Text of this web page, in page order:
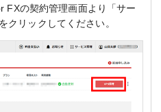
FXの契約管理画面より「サー
クリックしてください。